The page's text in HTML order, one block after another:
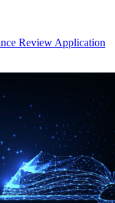
Review Application